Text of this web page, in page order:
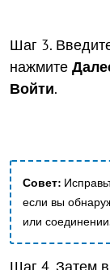
Шаг 3.
нажмите
Войти.
Совет:
если вы
или